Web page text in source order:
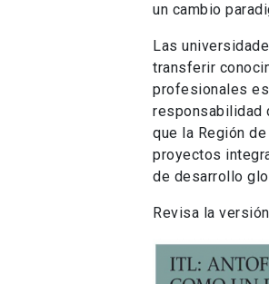
un cambio
Las
transferir
profesionales
responsabilidad
que la Región
proyectos
de desarrollo
Revisa la